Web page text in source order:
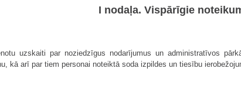
I nodaļa. Vispārīgie
uzskaiti par noziedzīgus nodarījumus un administratīvos
kā arī par tiem personai noteiktā soda izpildes un tiesību